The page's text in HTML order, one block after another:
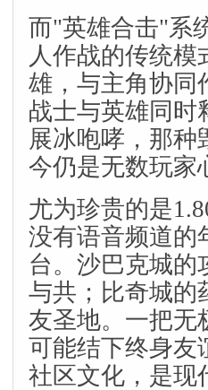
而"英雄合击"系
人作战的传统
雄，与主角协同
战士与英雄同时
展冰咆哮，那种
今仍是无数玩家
尤为珍贵的是
没有语音频道的
台。沙巴克城的
与共；比奇城的
友圣地。一把无
可能结下终身友
社区文化，是现